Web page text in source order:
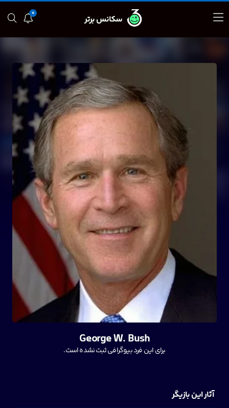
0
سکانس برتر
George W. Bush
برای این فرد بیوگرافی ثبت نشده است.
آثار این بازیگر